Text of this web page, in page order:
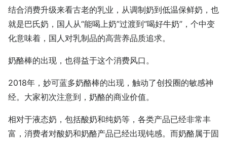
结合消费升级来看古老的乳业，从调制奶到低温保鲜奶，也
就是巴氏奶，国人从“能喝上奶”过渡到“喝好牛奶”，个中变
化意味着，国人对乳制品的高营养品质追求。
奶酪棒的出现，也得益于这个消费风口。
2018年，妙可蓝多奶酪棒的出现，触动了创投圈的敏感神
经。大家初次注意到，奶酪的商业价值。
相对于液态奶，包括酸奶和纯奶等，各类产品已经非常丰
富，消费者对酸奶和奶酪产品已经出现钝感。而奶酪属于固